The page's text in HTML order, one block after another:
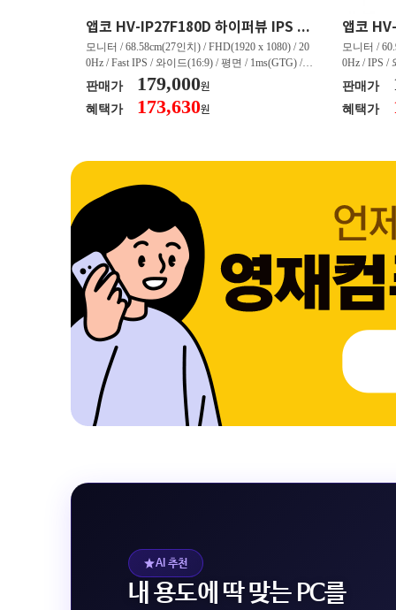
앱코 HV-IP27F180D 하이퍼뷰 IPS FHD 200 HDR 무결점
모니터 / 68.58cm(27인치) / FHD(1920 x 1080) / 20
0Hz / Fast IPS / 와이드(16:9) / 평면 / 1ms(GTG) / 3
50nit / 1,000:1 / 헤드폰 아웃 / LED 조명 / 틸트(상
하) / 6kg / [색상영역] / sRGB:128% / Adobe RGB:8
5% / DCI-P3:91% / NTSC:90% / [게임특화] / 조준
판매가 179,000원
혜택가 173,630원
모니터 /
0Hz / IPS /
50nit /
하) / 4.9kg
80% / DCI-
판매가
혜택가
AI 추천
내 용도에 딱 맞는 PC를